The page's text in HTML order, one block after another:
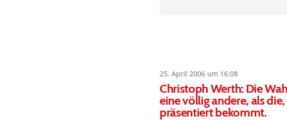
25. April 2006 um 16:08
Christoph Werth: Die
eine völlig andere, als
präsentiert bekommt.